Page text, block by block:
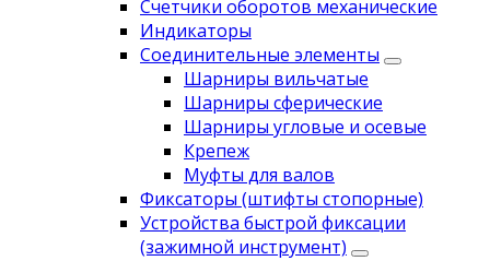
Счетчики оборотов механические
Индикаторы
Соединительные элементы
Шарниры вильчатые
Шарниры сферические
Шарниры угловые и осевые
Крепеж
Муфты для валов
Фиксаторы (штифты стопорные)
Устройства быстрой фиксации
(зажимной инструмент)